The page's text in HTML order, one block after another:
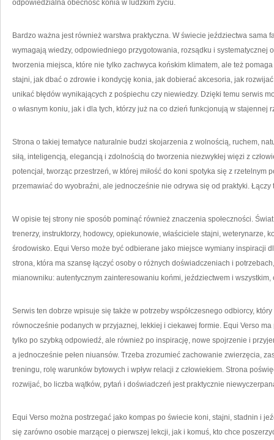
odpowiedzialna obecność konia w ludzkim życiu.
Bardzo ważna jest również warstwa praktyczna. W świecie jeździectwa sama
wymagają wiedzy, odpowiedniego przygotowania, rozsądku i systematycznej
tworzenia miejsca, które nie tylko zachwyca końskim klimatem, ale też
stajni, jak dbać o zdrowie i kondycję konia, jak dobierać akcesoria, jak
unikać błędów wynikających z pośpiechu czy niewiedzy. Dzięki temu serwis
o własnym koniu, jak i dla tych, którzy już na co dzień funkcjonują w stajennej
Strona o takiej tematyce naturalnie budzi skojarzenia z wolnością, ruchem,
siłą, inteligencją, elegancją i zdolnością do tworzenia niezwykłej więzi z
potencjał, tworząc przestrzeń, w której miłość do koni spotyka się z rzetelnym
przemawiać do wyobraźni, ale jednocześnie nie odrywa się od praktyki. Łączy
W opisie tej strony nie sposób pominąć również znaczenia społeczności.
trenerzy, instruktorzy, hodowcy, opiekunowie, właściciele stajni, weterynarze,
środowisko. Equi Verso może być odbierane jako miejsce wymiany inspiracji
strona, która ma szansę łączyć osoby o różnych doświadczeniach i
mianowniku: autentycznym zainteresowaniu końmi, jeździectwem i wszystkim,
Serwis ten dobrze wpisuje się także w potrzeby współczesnego odbiorcy,
równocześnie podanych w przyjaznej, lekkiej i ciekawej formie. Equi Verso
tylko po szybką odpowiedź, ale również po inspirację, nowe spojrzenie i
a jednocześnie pełen niuansów. Trzeba zrozumieć zachowanie zwierzęcia,
treningu, rolę warunków bytowych i wpływ relacji z człowiekiem. Strona
rozwijać, bo liczba wątków, pytań i doświadczeń jest praktycznie
Equi Verso można postrzegać jako kompas po świecie koni, stajni, stadnin i
się zarówno osobie marzącej o pierwszej lekcji, jak i komuś, kto chce